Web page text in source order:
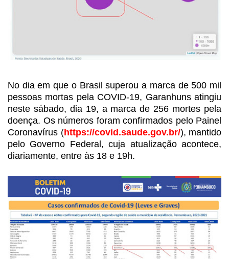
No dia em que o Brasil superou a marca de 500 mil
pessoas mortas pela COVID-19, Garanhuns atingiu
neste sábado, dia 19, a marca de 256 mortes pela
doença. Os números foram confirmados peloPainel
Coronavírus (https://covid.saude.gov.br/), mantido
pelo Governo Federal, cuja atualização acontece,
diariamente, entre às 18 e 19h.